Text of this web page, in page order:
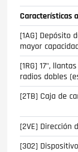
Características
[1AG] Depósito
mayor
[1RG] 17",
radios dobles
[2TB] Caja de
[2VE] Dirección
[302]